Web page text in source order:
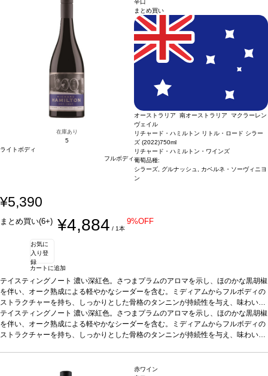
在庫あり
5
ライトボディ
フルボディ
辛口
まとめ買い
オーストラリア 南オーストラリア マクラーレン
ヴェイル
リチャード・ハミルトン リトル・ロード シラー
ズ (2022)750ml
リチャード・ハミルトン・ワインズ
葡萄品種:
シラーズ, グルナッシュ, カベルネ・ソーヴィニヨ
ン
¥5,390
まとめ買い(6+) ¥4,884 / 1本
9%OFF
お気に
入り登
録
カートに追加
テイスティングノート 濃い深紅色。さつまプラムのアロマを示し、ほのかな黒胡椒
を伴い、オーク熟成による軽やかなシーダーを含む。ミディアムからフルボディの
ストラクチャーを持ち、しっかりとした骨格のタンニンが持続性を与え、味わいを
まろやかにしている。素晴らしく風味豊かで、際立った果実味をエレガントに表現
する一本。合う料理ローストビーフ、ラム、きのこのリゾット、鶏肉の照り焼き
などと好相性。葡萄品種 シラーズ 98%、グルナッシュ 1%、カベルネ・ソーヴィ
テイスティングノート 濃い深紅色。さつまプラムのアロマを示し、ほのかな黒胡椒
を伴い、オーク熟成による軽やかなシーダーを含む。ミディアムからフルボディの
ストラクチャーを持ち、しっかりとした骨格のタンニンが持続性を与え、味わいを
シラーズ 98%、グルナッシュ 1%、カベルネ・ソーヴィ
赤ワイン